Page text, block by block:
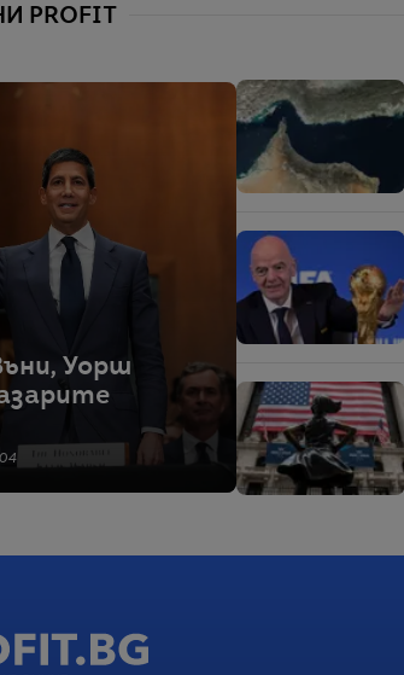
PROFIT
Уорш